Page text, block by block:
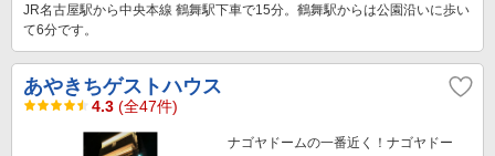
JR名古屋駅から中央本線 鶴舞駅下車で15分。鶴舞駅からは公園沿いに歩い
て6分です。
あやきちゲストハウス
4.3 (全47件)
ナゴヤドームの一番近く！ナゴヤドー